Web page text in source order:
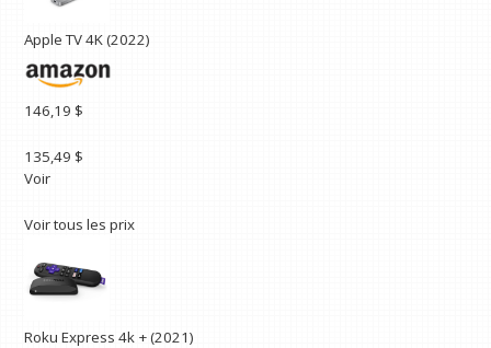
Apple TV 4K (2022)
146,19 $
135,49 $
Voir
Voir tous les prix
Roku Express 4k + (2021)